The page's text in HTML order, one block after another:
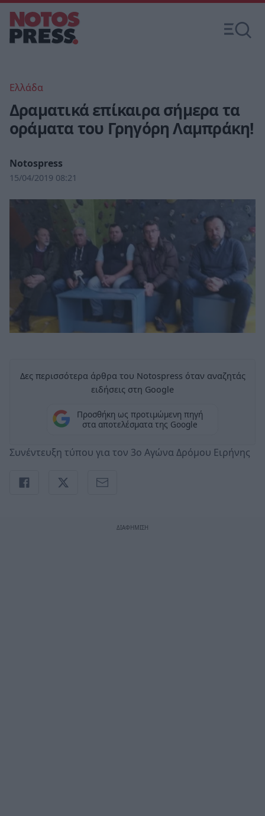
Ελλάδα
Δραματικά επίκαιρα σήμερα τα
οράματα του Γρηγόρη Λαμπράκη!
Notospress
15/04/2019 08:21
Δες περισσότερα άρθρα του Notospress όταν αναζητάς
ειδήσεις στη Google
Προσθήκη ως προτιμώμενη πηγή
στα αποτελέσματα της Google
Συνέντευξη τύπου για τον 3ο Αγώνα Δρόμου Ειρήνης